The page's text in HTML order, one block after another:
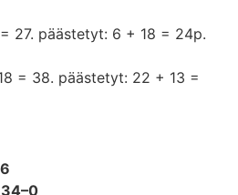
27. päästetyt: 6 + 18 = 24p.
= 38. päästetyt: 22 + 13 =
34–0